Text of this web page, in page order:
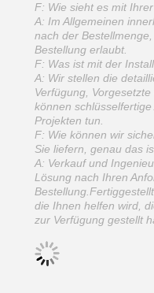
F: Wie sieht es mit
A: Im Allgemeinen
nach der
Bestellung erlaubt.
F: Was ist mit der
A: Wir stellen die
Verfügung,
können
Projekten tun.
F: Wie können wir
Sie liefern, genau das
A: Verkauf und
Lösung nach Ihren
die Ihnen helfen wird,
zur Verfügung gestellt